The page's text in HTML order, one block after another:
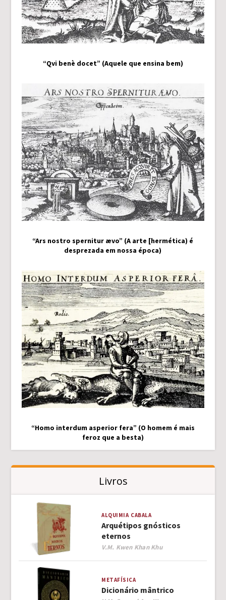
“Qvi benè docet” (Aquele que ensina bem)
“Ars nostro spernitur ævo” (A arte [hermética) é
desprezada em nossa época)
“Homo interdum asperior fera” (O homem é mais
feroz que a besta)
Livros
ALQUIMIA CABALA
Arquétipos gnósticos
eternos
Author
V.M. Kwen Khan Khu
METAFÍSICA
Dicionário mântrico